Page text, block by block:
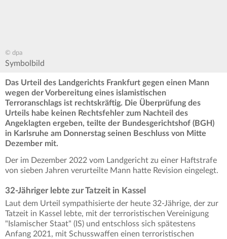
© dpa
Symbolbild
Das Urteil des Landgerichts Frankfurt gegen einen Mann
wegen der Vorbereitung eines islamistischen
Terroranschlags ist rechtskräftig. Die Überprüfung des
Urteils habe keinen Rechtsfehler zum Nachteil des
Angeklagten ergeben, teilte der Bundesgerichtshof (BGH)
in Karlsruhe am Donnerstag seinen Beschluss von Mitte
Dezember mit.
Der im Dezember 2022 vom Landgericht zu einer Haftstrafe
von sieben Jahren verurteilte Mann hatte Revision eingelegt.
32-Jähriger lebte zur Tatzeit in Kassel
Laut dem Urteil sympathisierte der heute 32-Jährige, der zur
Tatzeit in Kassel lebte, mit der terroristischen Vereinigung
"Islamischer Staat" (IS) und entschloss sich spätestens
Anfang 2021, mit Schusswaffen einen terroristischen